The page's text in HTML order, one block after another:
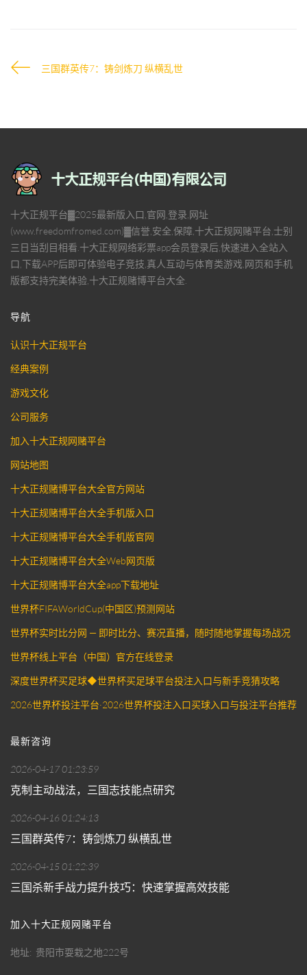
三国群英传7：铸剑炼刀 纵横乱世
十大正规平台▓2025最新版入口,官网,登录,网址
(www.freedomfromed.com)▓信誉,安全,保障,十大正规网赌平台,士别
三日当刮目相看.十大正规网络彩票app会员登录后,快速进入全站入
口,下载APP后即可体验电子竞技,真人互动与体育类游戏,网页和手机
版都支持完美体验,十大正规赌博平台大全.
导航
认识十大正规平台
经典案例
游戏文化
公司服务
加入十大正规网赌平台
网站地图
十大正规赌博平台大全官方网站
十大正规赌博平台大全手机版入口
十大正规赌博平台大全手机版官网
十大正规赌博平台大全Web网页版
十大正规赌博平台大全app下载地址
世界杯FIFAWorldCup(中国区)预测网站
世界杯实时比分网 — 即时比分、赛况直播，随时随地掌握每场战况
世界杯线上平台（中国）官方在线登录
深度世界杯买足球◆世界杯买足球平台投注入口与新手竞猜攻略
2026世界杯投注平台·2026世界杯投注入口买球入口与投注平台推荐
最新咨询
2026-04-17 01:23:59
克制主动战法，三国志技能点研究
2026-04-16 01:24:13
三国群英传7：铸剑炼刀 纵横乱世
2026-04-15 01:22:39
三国杀新手战力提升技巧：快速掌握高效技能
加入十大正规网赌平台
地址 贵阳市耍栽之地222号